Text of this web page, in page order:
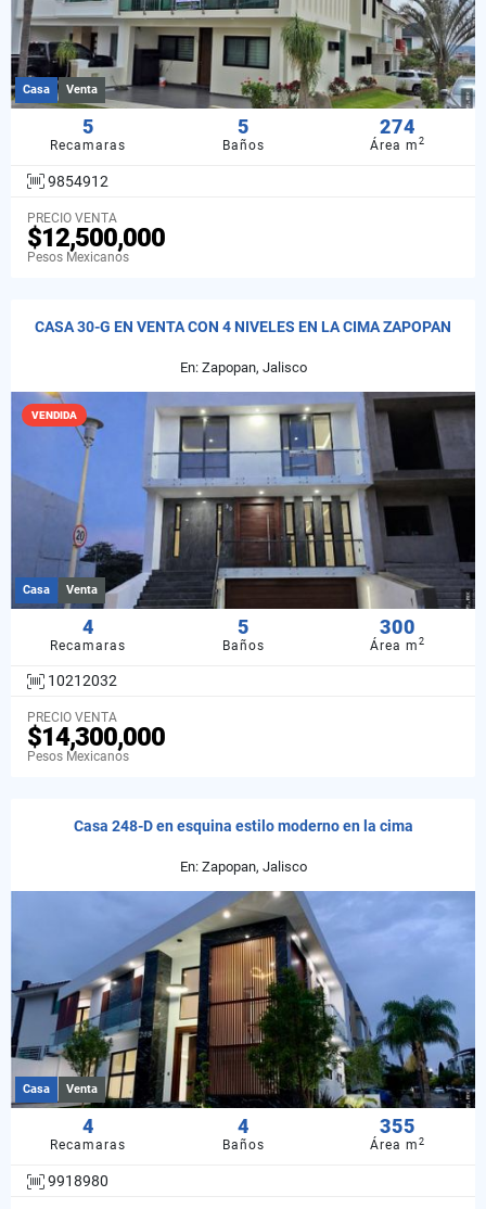
Casa Venta
5
Recamaras
5
Baños
274
Área m2
9854912
PRECIO VENTA
$12,500,000
Pesos Mexicanos
CASA 30-G EN VENTA CON 4 NIVELES EN LA CIMA ZAPOPAN
En: Zapopan, Jalisco
VENDIDA
Casa Venta
4
Recamaras
5
Baños
300
Área m2
10212032
PRECIO VENTA
$14,300,000
Pesos Mexicanos
Casa 248-D en esquina estilo moderno en la cima
En: Zapopan, Jalisco
Casa Venta
4
Recamaras
4
Baños
355
Área m2
9918980